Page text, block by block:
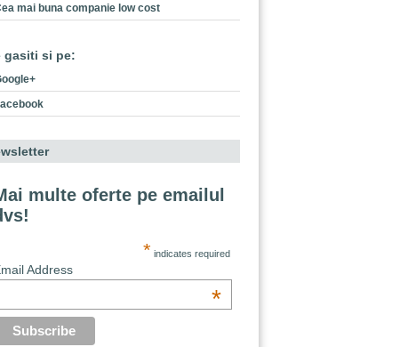
mai buna companie low cost
gasiti si pe:
multe oferte pe emailul
* indicates required
Address
*